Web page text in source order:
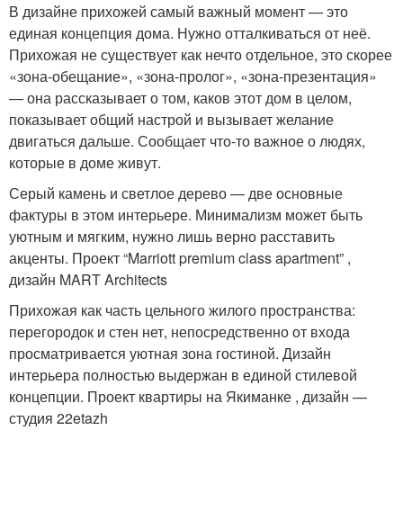
В дизайне прихожей самый важный момент — это
единая концепция дома. Нужно отталкиваться от неё.
Прихожая не существует как нечто отдельное, это скорее
«зона-обещание», «зона-пролог», «зона-презентация»
— она рассказывает о том, каков этот дом в целом,
показывает общий настрой и вызывает желание
двигаться дальше. Сообщает что-то важное о людях,
которые в доме живут.
Серый камень и светлое дерево — две основные
фактуры в этом интерьере. Минимализм может быть
уютным и мягким, нужно лишь верно расставить
акценты. Проект “Marriott premium class apartment” ,
дизайн MART Architects
Прихожая как часть цельного жилого пространства:
перегородок и стен нет, непосредственно от входа
просматривается уютная зона гостиной. Дизайн
интерьера полностью выдержан в единой стилевой
концепции. Проект квартиры на Якиманке , дизайн —
студия 22etazh